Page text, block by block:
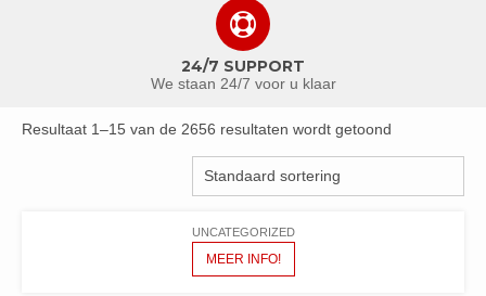
24/7 SUPPORT
We staan 24/7 voor u klaar
Resultaat 1–15 van de 2656 resultaten wordt getoond
UNCATEGORIZED
MEER INFO!